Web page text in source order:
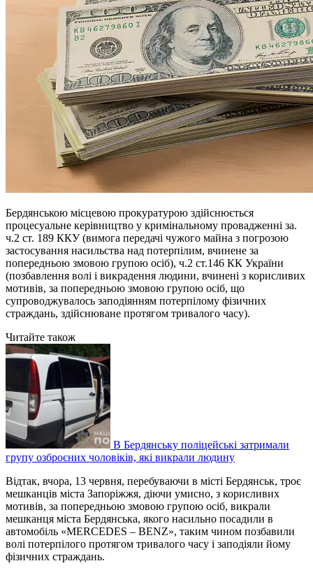
Бердянською місцевою прокуратурою здійснюється
процесуальне керівництво у кримінальному провадженні за.
ч.2 ст. 189 ККУ (вимога передачі чужого майна з погрозою
застосування насильства над потерпілим, вчинене за
попередньою змовою групою осіб), ч.2 ст.146 КК України
(позбавлення волі і викрадення людини, вчинені з корисливих
мотивів, за попередньою змовою групою осіб, що
супроводжувалось заподіянням потерпілому фізичних
страждань, здійснюване протягом тривалого часу).
Читайте також
В Бердянську поліцейські затримали
групу озброєних чоловіків, які викрали людину
Відтак, вчора, 13 червня, перебуваючи в місті Бердянськ, троє
мешканців міста Запоріжжя, діючи умисно, з корисливих
мотивів, за попередньою змовою групою осіб, викрали
мешканця міста Бердянська, якого насильно посадили в
автомобіль «MERCEDES – BENZ», таким чином позбавили
волі потерпілого протягом тривалого часу і заподіяли йому
фізичних страждань.